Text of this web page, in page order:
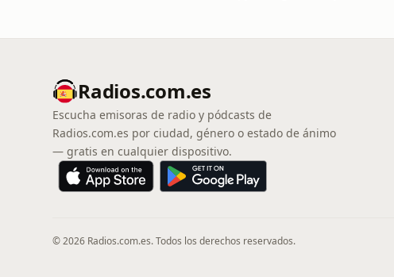
Radios.com.es
Escucha emisoras de radio y pódcasts de
Radios.com.es por ciudad, género o estado de ánimo
— gratis en cualquier dispositivo.
© 2026 Radios.com.es. Todos los derechos reservados.